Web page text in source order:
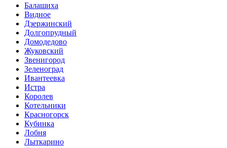
Балашиха
Видное
Дзержинский
Долгопрудный
Домодедово
Жуковский
Звенигород
Зеленоград
Ивантеевка
Истра
Королев
Котельники
Красногорск
Кубинка
Лобня
Лыткарино